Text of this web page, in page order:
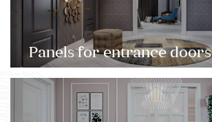
Panels for entrance doors